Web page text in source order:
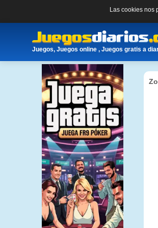
Las cookies nos
Juegos, Juegos online , Juegos gratis a